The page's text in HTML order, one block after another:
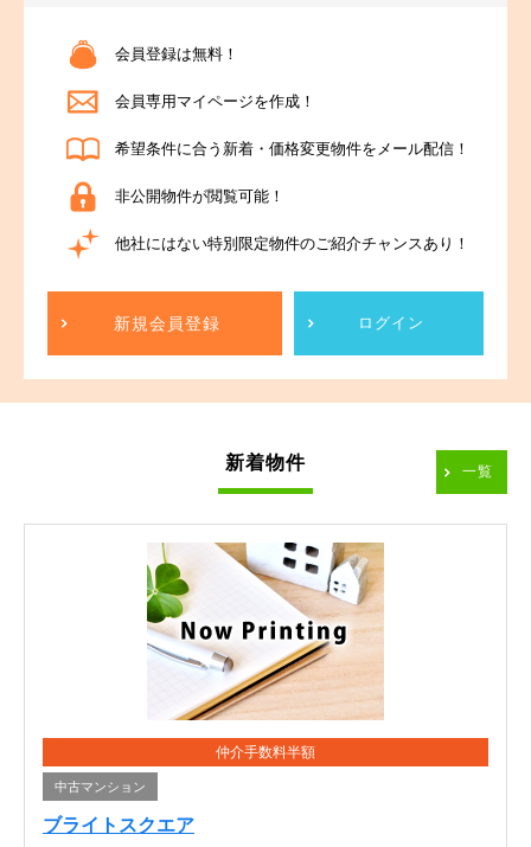
会員登録は無料！
会員専用マイページを作成！
希望条件に合う新着・価格変更物件をメール配信！
非公開物件が閲覧可能！
他社にはない特別限定物件のご紹介チャンスあり！
新規会員登録 ログイン
新着物件 一覧
仲介手数料半額
中古マンション
ブライトスクエア